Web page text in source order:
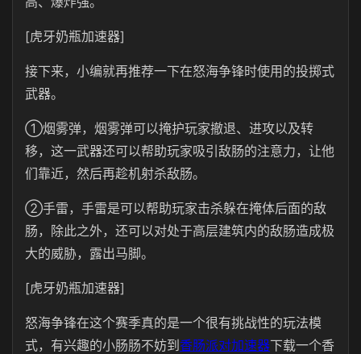
[虎牙奶瓶加速器]
接下来，小编就再推荐一下在怒海争锋时使用的投掷式
武器。
①烟雾弹，烟雾弹可以掩护玩家撤退、进攻以及转
移，这一武器还可以帮助玩家吸引敌肠的注意力，让他
们靠近，然后再趁机射杀敌肠。
②手雷，手雷是可以帮助玩家击杀躲在掩体后面的敌
肠，除此之外，还可以对处于高层建筑内的敌肠造成极
大的威胁，露出马脚。
[虎牙奶瓶加速器]
怒海争锋在这个赛季真的是一个很有挑战性的玩法模
式，有兴趣的小肠肠不妨到 香肠派对加速器下载一个香